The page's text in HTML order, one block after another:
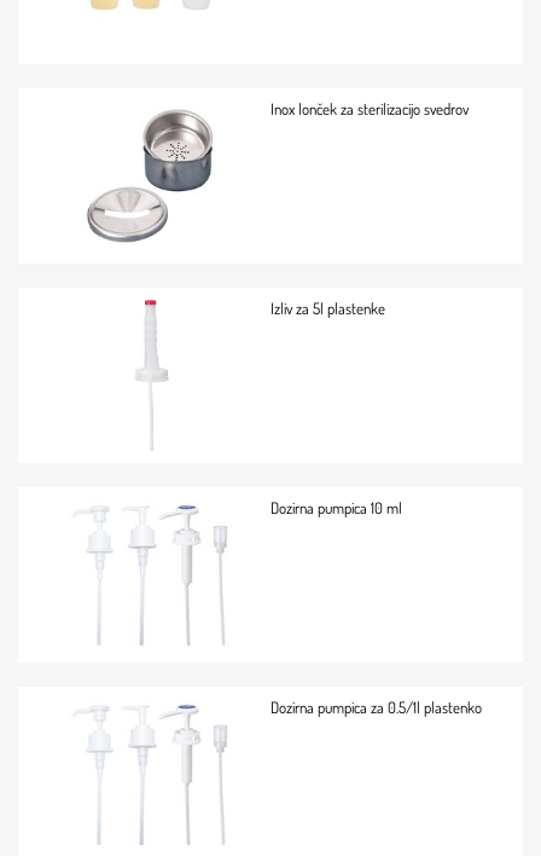
Inox lonček za sterilizacijo svedrov
Izliv za 5l plastenke
Dozirna pumpica 10 ml
Dozirna pumpica za 0.5/1l plastenko